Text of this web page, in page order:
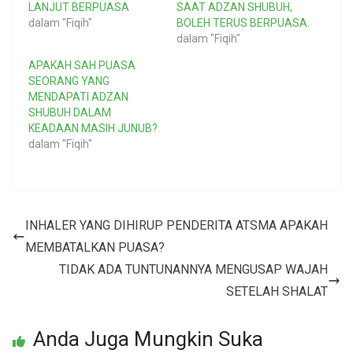
LANJUT BERPUASA
dalam "Fiqih"
SAAT ADZAN SHUBUH,
BOLEH TERUS BERPUASA.
dalam "Fiqih"
APAKAH SAH PUASA
SEORANG YANG
MENDAPATI ADZAN
SHUBUH DALAM
KEADAAN MASIH JUNUB?
dalam "Fiqih"
INHALER YANG DIHIRUP PENDERITA ATSMA APAKAH
MEMBATALKAN PUASA?
TIDAK ADA TUNTUNANNYA MENGUSAP WAJAH
SETELAH SHALAT
Anda Juga Mungkin Suka